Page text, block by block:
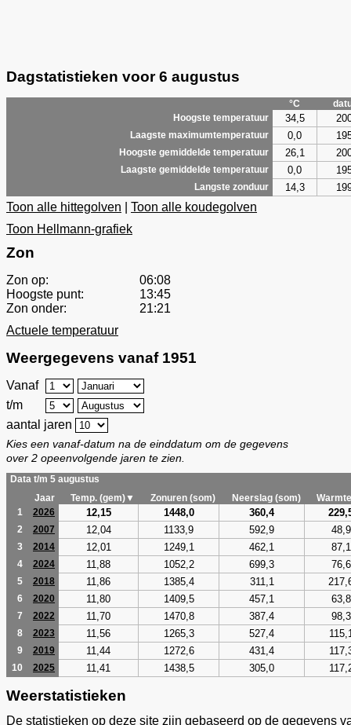
Dagstatistieken voor 6 augustus
°C
Hoogste temperatuur
34,5
Laagste maximumtemperatuur 0,0
Hoogste gemiddelde temperatuur 26,1
Laagste gemiddelde temperatuur 0,0
Langste zonduur 14,3
Toon alle hittegolven
Toon alle koudegolven
Toon Hellmann-grafiek
Zon
Zon op:
06:08
Hoogste punt:
13:45
Zon onder:
21:21
Actuele temperatuur
Weergegevens vanaf 1951
Vanaf
t/m
aantal jaren
Kies een vanaf-datum na de einddatum om de gegevens
over 2 opeenvolgende jaren te zien.
Data t/m 5 augustus
Jaar
Temp. (gem)▼ Zonuren (som) Neerslag (som)
1
2026 12,15 1448,0 360,4
2 2007 12,04 1133,9 592,9 48,9
3 2014 12,01 1249,1 462,1 87,1
4 2024 11,88 1052,2 699,3 76,6
5 2018 11,86 1385,4 311,1
6 2020 11,80 1409,5 457,1 63,8
7 2022 11,70 1470,8 387,4 98,3
8 2023 11,56 1265,3 527,4
9 2019 11,44 1272,6 431,4
10 2025 11,41 1438,5 305,0
Weerstatistieken
De statistieken op deze site zijn gebaseerd op de gegevens